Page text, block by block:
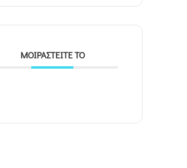
ΜΟΙΡΑΣΤΕΊΤΕ ΤΟ